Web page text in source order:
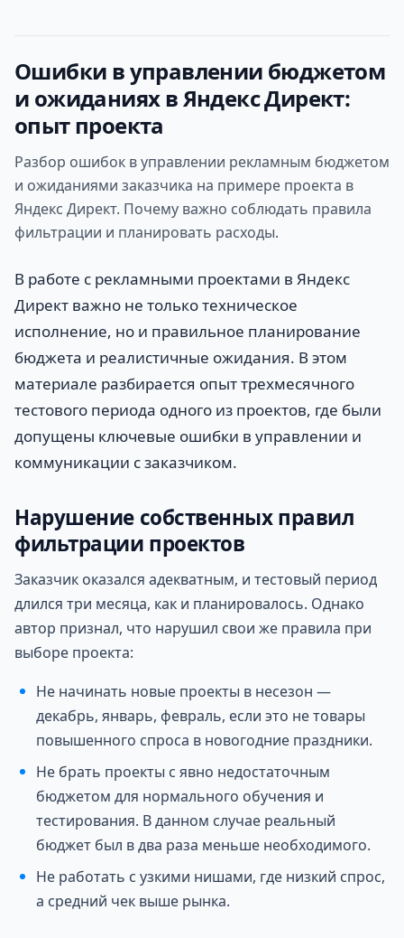
Ошибки в управлении бюджетом
и ожиданиях в Яндекс Директ:
опыт проекта
Разбор ошибок в управлении рекламным бюджетом
и ожиданиями заказчика на примере проекта в
Яндекс Директ. Почему важно соблюдать правила
фильтрации и планировать расходы.
В работе с рекламными проектами в Яндекс
Директ важно не только техническое
исполнение, но и правильное планирование
бюджета и реалистичные ожидания. В этом
материале разбирается опыт трехмесячного
тестового периода одного из проектов, где были
допущены ключевые ошибки в управлении и
коммуникации с заказчиком.
Нарушение собственных правил
фильтрации проектов
Заказчик оказался адекватным, и тестовый период
длился три месяца, как и планировалось. Однако
автор признал, что нарушил свои же правила при
выборе проекта:
Не начинать новые проекты в несезон —
декабрь, январь, февраль, если это не товары
повышенного спроса в новогодние праздники.
Не брать проекты с явно недостаточным
бюджетом для нормального обучения и
тестирования. В данном случае реальный
бюджет был в два раза меньше необходимого.
Не работать с узкими нишами, где низкий спрос,
а средний чек выше рынка.